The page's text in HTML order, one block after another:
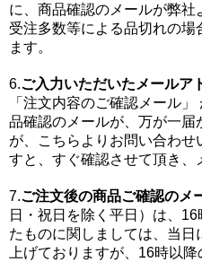
に、商品確認のメールが弊社
受注多数等による品切れの場
ます。
6.ご入力いただいたメールア
「注文内容のご確認メール
品確認のメールが、万が一届
が、こちらよりお問い合わせ
すと、すぐ確認させて頂き、
7.ご注文後の商品ご確認のメ
日・祝日を除く平日）は、
たものに関しましては、当
上げておりますが、16時以